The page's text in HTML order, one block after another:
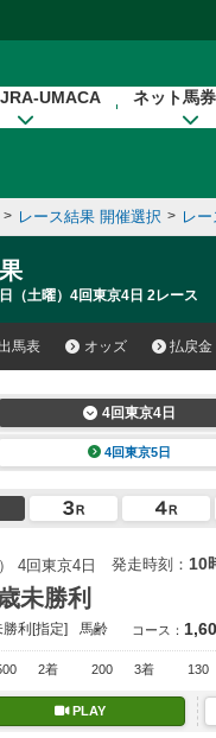
UMACA ネット馬
> レース結果 開催選択 > レ
（土曜）4回東京4日 2レース
馬表 オッズ 払戻金
4回東京4日
4回東京5日
4回東京4日 発走時刻： 10
未勝利
勝利[指定] 馬齢 コース：
2着 200 3着 130
PLAY